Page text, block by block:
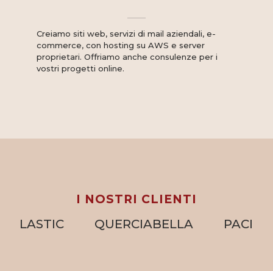
Creiamo siti web, servizi di mail aziendali, e-
commerce, con hosting su AWS e server
proprietari. Offriamo anche consulenze per i
vostri progetti online.
I NOSTRI CLIENTI
QUERCIABELLA PACINI